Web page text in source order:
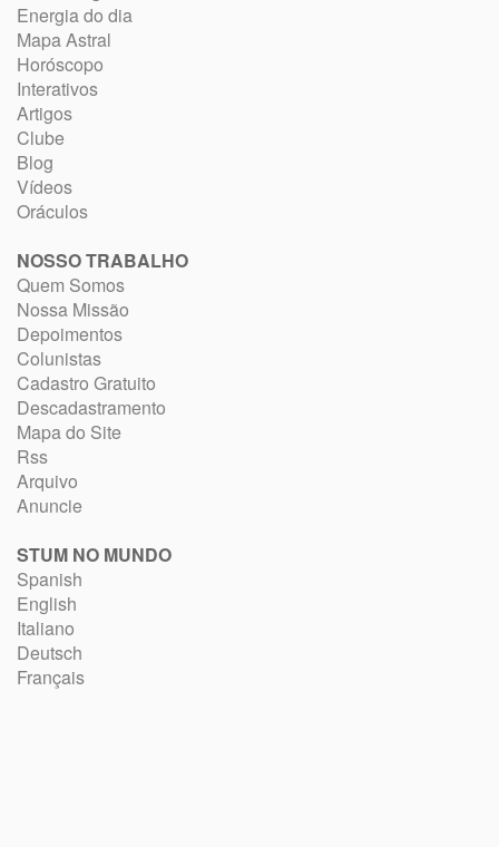
Energia do dia
Mapa Astral
Horóscopo
Interativos
Artigos
Clube
Blog
Vídeos
Oráculos
NOSSO TRABALHO
Quem Somos
Nossa Missão
Depoimentos
Colunistas
Cadastro Gratuito
Descadastramento
Mapa do Site
Rss
Arquivo
Anuncie
STUM NO MUNDO
Spanish
English
Italiano
Deutsch
Français